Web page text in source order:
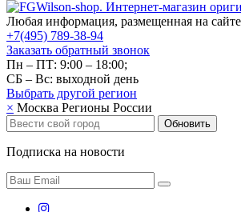
Любая информация, размещенная на
+7(495) 789-38-94
Заказать обратный звонок
Пн – ПТ: 9:00 – 18:00;
СБ – Вс: выходной день
Выбрать другой регион
× Москва Регионы России
Обновить
Подписка на новости